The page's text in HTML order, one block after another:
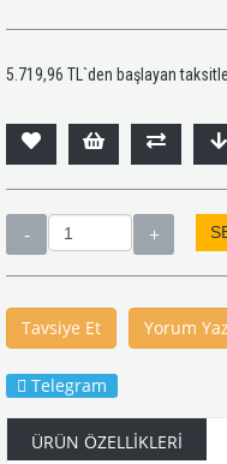
5.719,96 TL `den başlayan
Tavsiye Et Yorum Yaz
Telegram
ÜRÜN ÖZELLIKLERI